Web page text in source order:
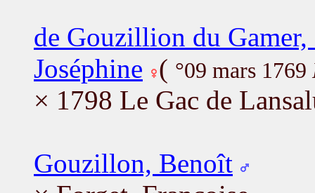
de Gouzillion du
Joséphine ( °09 mars 1769
× 1798 Le Gac de
Gouzillon, Benoît